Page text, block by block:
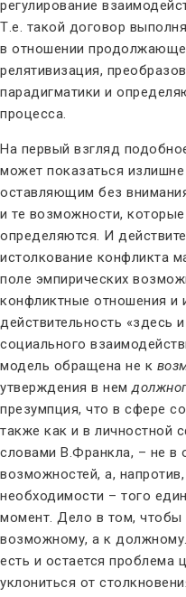
регулирование
Т.е. такой договор
в отношении
релятивизация,
парадигматики и
процесса.
На первый взгляд
может показаться
оставляющим без
и те возможности,
определяются. И
истолкование конфликта
поле эмпирических
конфликтные отношения и
действительность «здесь
социального
модель обращена не к
утверждения в нем
презумпция, что в сфере
также как и в личностной
словами В.Франкла, – не в
возможностей, а,
необходимости – того
момент. Дело в том, чтобы
возможному, а к
есть и остается проблема
уклониться от